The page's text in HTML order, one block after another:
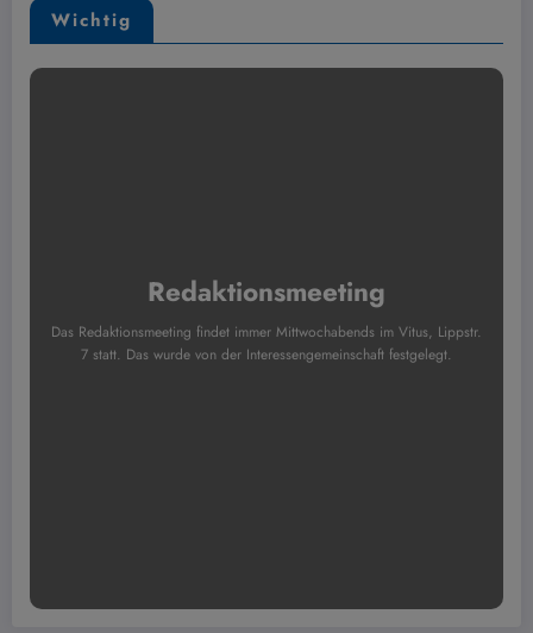
Wichtig
Redaktionsmeeting
Das Redaktionsmeeting findet immer Mittwochabends im Vitus, Lippstr.
7 statt. Das wurde von der Interessengemeinschaft festgelegt.